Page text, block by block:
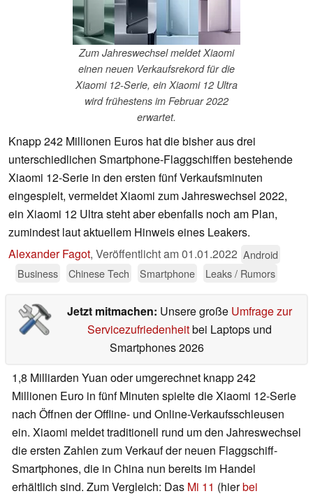
Zum Jahreswechsel meldet Xiaomi
einen neuen Verkaufsrekord für die
Xiaomi 12-Serie, ein Xiaomi 12 Ultra
wird frühestens im Februar 2022
erwartet.
Knapp 242 Millionen Euros hat die bisher aus drei
unterschiedlichen Smartphone-Flaggschiffen bestehende
Xiaomi 12-Serie in den ersten fünf Verkaufsminuten
eingespielt, vermeldet Xiaomi zum Jahreswechsel 2022,
ein Xiaomi 12 Ultra steht aber ebenfalls noch am Plan,
zumindest laut aktuellem Hinweis eines Leakers.
Alexander Fagot, Veröffentlicht am01.01.2022 Android
Business
Chinese Tech Smartphone Leaks / Rumors
Jetzt mitmachen: Unsere große Umfrage zur
Servicezufriedenheitbei Laptops und
Smartphones 2026
1,8 Milliarden Yuan oder umgerechnet knapp 242
Millionen Euro in fünf Minuten spielte die Xiaomi 12-Serie
nach Öffnen der Offline- und Online-Verkaufsschleusen
ein. Xiaomi meldet traditionell rund um den Jahreswechsel
die ersten Zahlen zum Verkauf der neuen Flaggschiff-
Smartphones, die in China nun bereits im Handel
erhältlich sind. Zum Vergleich: Das Mi 11 (hierbei